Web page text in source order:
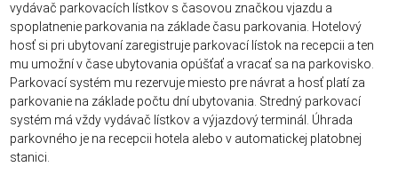
vydávač parkovacích lístkov s časovou značkou vjazdu a
spoplatnenie parkovania na základe času parkovania. Hotelový
hosť si pri ubytovaní zaregistruje parkovací lístok na recepcii a ten
mu umožní v čase ubytovania opúšťať a vracať sa na parkovisko.
Parkovací systém mu rezervuje miesto pre návrat a hosť platí za
parkovanie na základe počtu dní ubytovania. Stredný parkovací
systém má vždy vydávač lístkov a výjazdový terminál. Úhrada
parkovného je na recepcii hotela alebo v automatickej platobnej
stanici.